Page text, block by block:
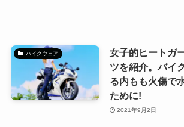
バイクウェア
女子的ヒートガ
ツを紹介。バイ
る内もも火傷で
ために!
2021年9月2日